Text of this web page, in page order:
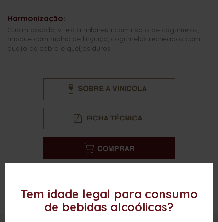
Tem idade legal para consumo
de bebidas alcoólicas?
Harmonização:
Cupim assado, vitela à milanesa com risoto de cogumelos,
nhoque com molho de linguiça, cogumelos recheados com
queijo de cabra e queijos duros.